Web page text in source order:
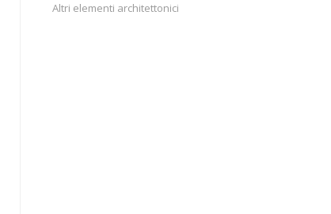
Altri elementi architettonici